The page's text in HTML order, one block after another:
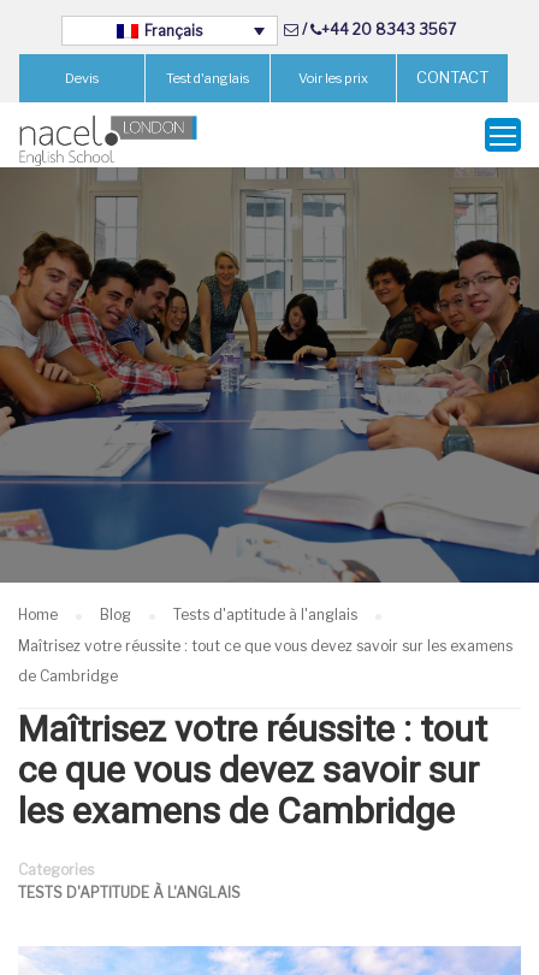
Français / +44 20 8343 3567
Devis Test d'anglais Voir les prix CONTACT
Home Blog
Tests d'aptitude à l'anglais
Maîtrisez votre réussite : tout ce que vous devez savoir sur les examens
de Cambridge
Maîtrisez votre réussite : tout
ce que vous devez savoir sur
les examens de Cambridge
Categories
TESTS D'APTITUDE À L'ANGLAIS